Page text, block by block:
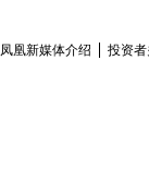
凤凰新媒体介绍 投资